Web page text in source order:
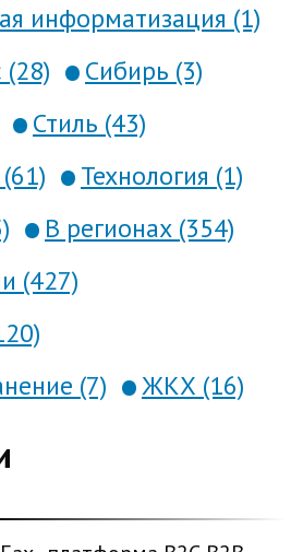
информатизация (1)
Сибирь (3)
Стиль (43)
Технология (1)
В регионах (354)
(427)
(7)
ЖКХ (16)